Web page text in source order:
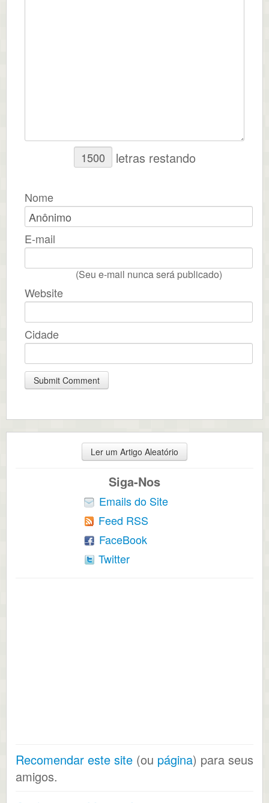
letras restando
Nome
E-mail
(Seu e-mail nunca será publicado)
Website
Cidade
Ler um Artigo Aleatório
Siga-Nos
Emails do Site
Feed RSS
FaceBook
Twitter
Recomendar este site (ou página) para seus
amigos.